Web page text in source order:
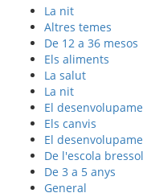
La nit
Altres temes
De 12 a 36 mesos
Els aliments
La salut
La nit
El
Els canvis
El
De l'escola
De 3 a 5 anys
General